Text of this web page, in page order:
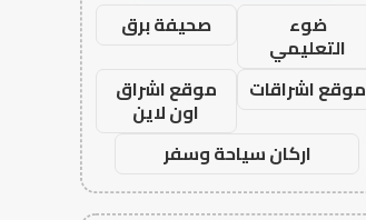
ضوء
التعليمي
صحيفة برق
موقع اشراقات
موقع اشراق
اون لاين
اركان سياحة وسفر